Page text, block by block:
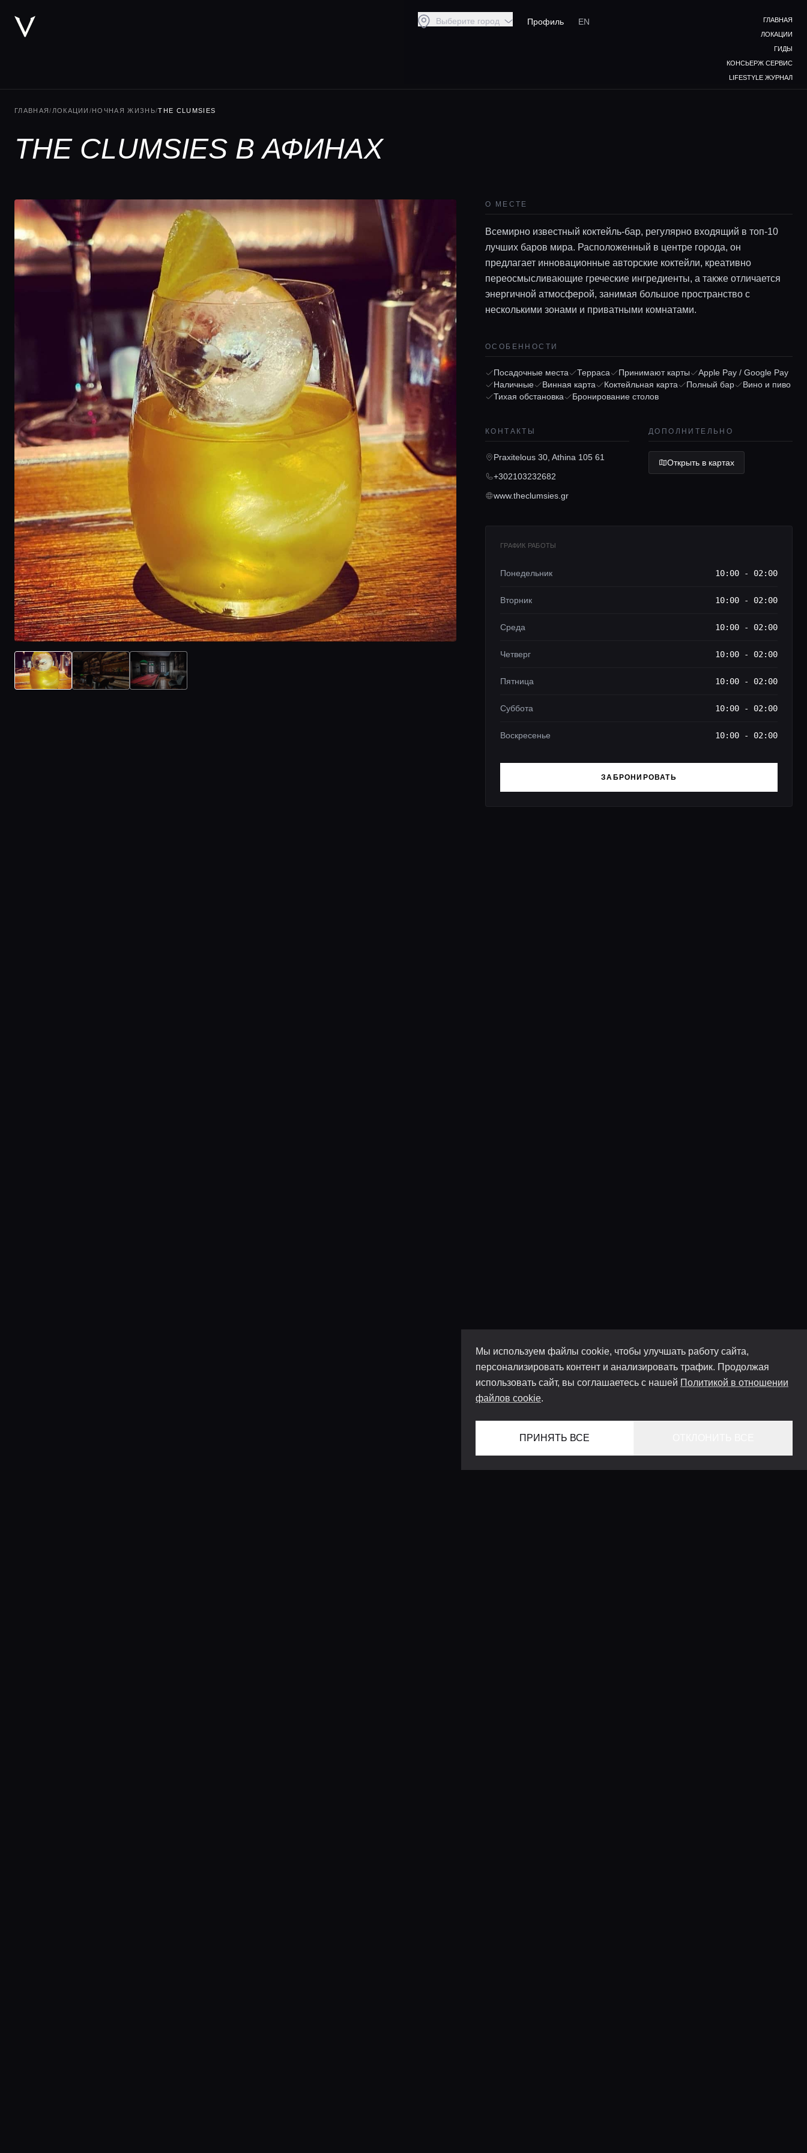
Мы используем файлы cookie, чтобы улучшать работу сайта,
персонализировать контент и анализировать трафик. Продолжая
использовать сайт, вы соглашаетесь с нашей Политикой в отношении
файлов cookie.
ПРИНЯТЬ ВСЕ
Выберите город Профиль EN
ГЛАВНАЯ
ЛОКАЦИИ
ГИДЫ
КОНСЬЕРЖ СЕРВИС
LIFESTYLE ЖУРНАЛ
ГЛАВНАЯ/ ЛОКАЦИИ /НОЧНАЯ ЖИЗНЬ/THE CLUMSIES
THE CLUMSIES В АФИНАХ
О МЕСТЕ
Всемирно известный коктейль-бар, регулярно входящий в топ-10
лучших баров мира. Расположенный в центре города, он
предлагает инновационные авторские коктейли, креативно
переосмысливающие греческие ингредиенты, а также отличается
энергичной атмосферой, занимая большое пространство с
несколькими зонами и приватными комнатами.
ОСОБЕННОСТИ
Посадочные места Терраса Принимают карты
Apple Pay / Google Pay
Наличные
Винная карта Коктейльная карта Полный бар
Вино и пиво
Тихая обстановка
Бронирование столов
КОНТАКТЫ
Praxitelous 30, Athina 105 61
+302103232682
www.theclumsies.gr
ДОПОЛНИТЕЛЬНО
Открыть в картах
ГРАФИК РАБОТЫ
Понедельник 10:00 - 02:00
Вторник 10:00 - 02:00
Среда 10:00 - 02:00
Четверг 10:00 - 02:00
Пятница 10:00 - 02:00
Суббота 10:00 - 02:00
Воскресенье 10:00 - 02:00
ЗАБРОНИРОВАТЬ